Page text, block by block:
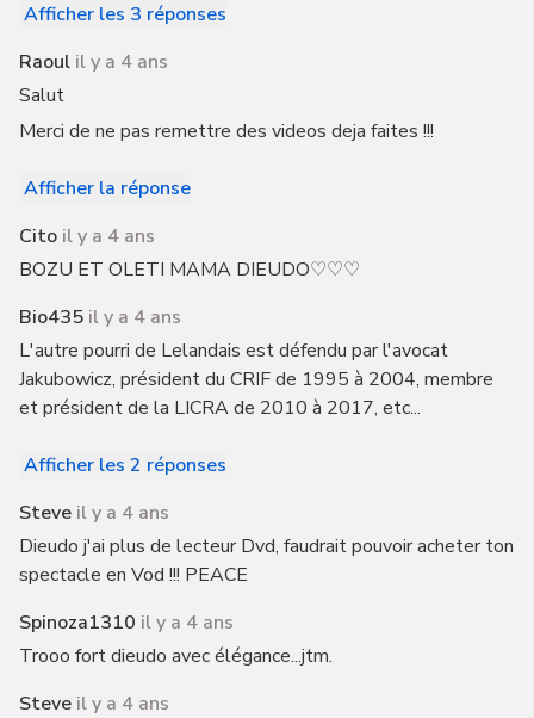
Afficher les 3 réponses
Raoul il y a 4 ans
Salut
Merci de ne pas remettre des videos deja faites !!!
Afficher la réponse
Cito il y a 4 ans
BOZU ET OLETI MAMA DIEUDO♡♡♡
Bio435 il y a 4 ans
L'autre pourri de Lelandais est défendu par l'avocat
Jakubowicz, président du CRIF de 1995 à 2004, membre
et président de la LICRA de 2010 à 2017, etc...
Afficher les 2 réponses
Steve il y a 4 ans
Dieudo j'ai plus de lecteur Dvd, faudrait pouvoir acheter ton
spectacle en Vod !!! PEACE
Spinoza1310 il y a 4 ans
Trooo fort dieudo avec élégance...jtm.
Steve il y a 4 ans